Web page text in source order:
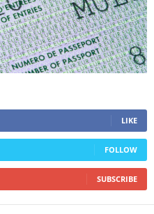
LIKE
FOLLOW
SUBSCRIBE